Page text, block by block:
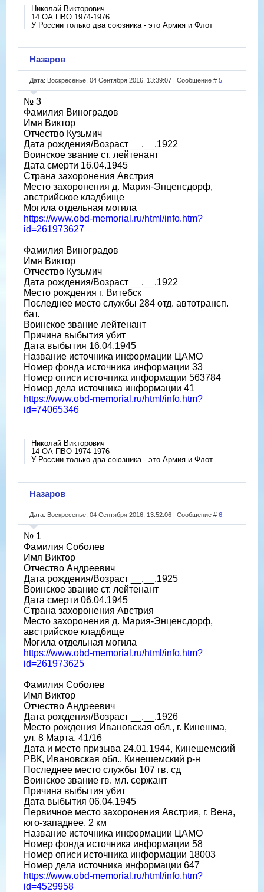
Николай Викторович
14 ОА ПВО 1974-1976
У России только два союзника - это Армия и Флот
Назаров
Дата: Воскресенье, 04 Сентября 2016, 13:39:07 | Сообщение # 5
№ 3
Фамилия Виноградов
Имя Виктор
Отчество Кузьмич
Дата рождения/Возраст __.__.1922
Воинское звание ст. лейтенант
Дата смерти 16.04.1945
Страна захоронения Австрия
Место захоронения д. Мария-Энценсдорф,
австрийское кладбище
Могила отдельная могила
https://www.obd-memorial.ru/html/info.htm?
id=261973627
Фамилия Виноградов
Имя Виктор
Отчество Кузьмич
Дата рождения/Возраст __.__.1922
Место рождения г. Витебск
Последнее место службы 284 отд. автотрансп.
бат.
Воинское звание лейтенант
Причина выбытия убит
Дата выбытия 16.04.1945
Название источника информации ЦАМО
Номер фонда источника информации 33
Номер описи источника информации 563784
Номер дела источника информации 41
https://www.obd-memorial.ru/html/info.htm?
id=74065346
Николай Викторович
14 ОА ПВО 1974-1976
У России только два союзника - это Армия и Флот
Назаров
Дата: Воскресенье, 04 Сентября 2016, 13:52:06 | Сообщение # 6
№ 1
Фамилия Соболев
Имя Виктор
Отчество Андреевич
Дата рождения/Возраст __.__.1925
Воинское звание ст. лейтенант
Дата смерти 06.04.1945
Страна захоронения Австрия
Место захоронения д. Мария-Энценсдорф,
австрийское кладбище
Могила отдельная могила
https://www.obd-memorial.ru/html/info.htm?
id=261973625
Фамилия Соболев
Имя Виктор
Отчество Андреевич
Дата рождения/Возраст __.__.1926
Место рождения Ивановская обл., г. Кинешма,
ул. 8 Марта, 41/16
Дата и место призыва 24.01.1944, Кинешемский
РВК, Ивановская обл., Кинешемский р-н
Последнее место службы 107 гв. сд
Воинское звание гв. мл. сержант
Причина выбытия убит
Дата выбытия 06.04.1945
Первичное место захоронения Австрия, г. Вена,
юго-западнее, 2 км
Название источника информации ЦАМО
Номер фонда источника информации 58
Номер описи источника информации 18003
Номер дела источника информации 647
https://www.obd-memorial.ru/html/info.htm?
id=4529958